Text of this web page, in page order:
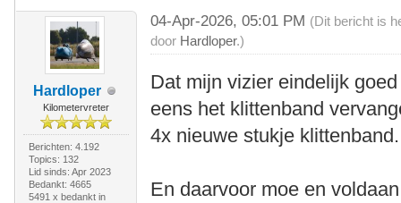
Hardloper
Kilometervreter
Berichten: 4.192
Topics: 132
Lid sinds: Apr 2023
Bedankt: 4665
5491 x bedankt in
04-Apr-2026, 05:01 PM (Dit bericht is
door Hardloper.)
Dat mijn vizier eindelijk
eens het klittenband
4x nieuwe stukje klittenband.
En daarvoor moe en